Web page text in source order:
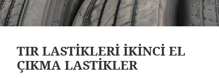
TIR LASTİKLERİ İKİNCİ EL
ÇIKMA LASTİKLER